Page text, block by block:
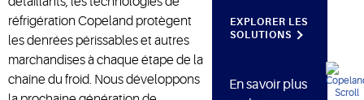
réfrigération Copeland protègent
les denrées périssables et autres
marchandises à chaque étape de la
chaîne du froid. Nous développons
EXPLORER LES
SOLUTIONS
En savoir plus